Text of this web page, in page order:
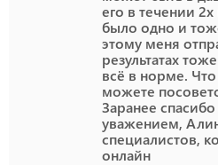
его в течении
было одно и
этому меня
результатах
всё в норме.
можете
Заранее спасибо
уважением,
специалистов,
онлайн